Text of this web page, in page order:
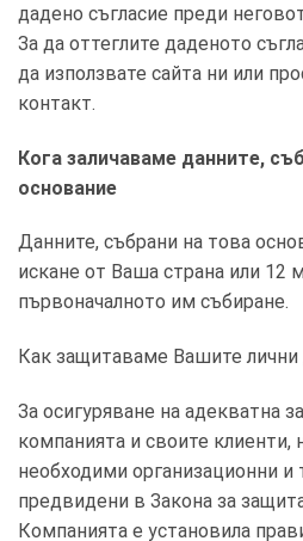
дадено съгласие преди
За да оттеглите даденото
да използвате сайта ни или
контакт.
Кога заличаваме данните,
основание
Данните, събрани на това
искане от Ваша страна или 12
първоначалното им събиране.
Как защитаваме Вашите лични
За осигуряване на адекватна
компанията и своите клиенти,
необходими организационни и
предвидени в Закона за
Компанията е установила